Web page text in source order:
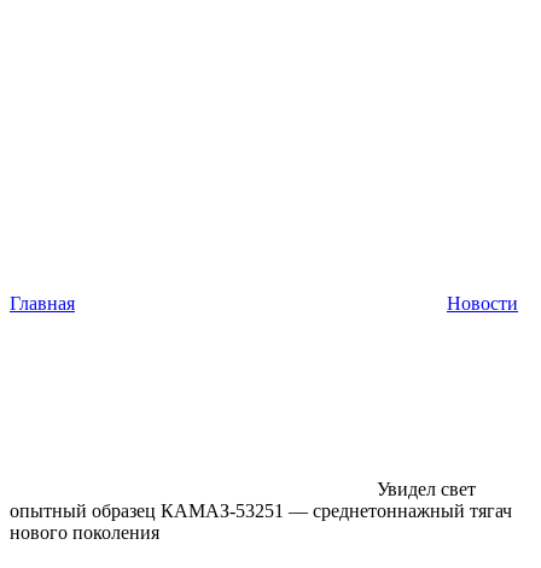
Главная Новости
Увидел свет
опытный образец КАМАЗ-53251 — среднетоннажный тягач
нового поколения